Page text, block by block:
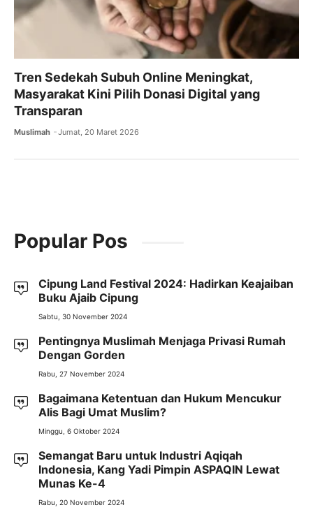
Tren Sedekah Subuh Online Meningkat,
Masyarakat Kini Pilih Donasi Digital yang
Transparan
Muslimah Jumat, 20 Maret 2026
Popular Pos
Cipung Land Festival 2024: Hadirkan Keajaiban
Buku Ajaib Cipung
Sabtu, 30 November 2024
Pentingnya Muslimah Menjaga Privasi Rumah
Dengan Gorden
Rabu, 27 November 2024
Bagaimana Ketentuan dan Hukum Mencukur
Alis Bagi Umat Muslim?
Minggu, 6 Oktober 2024
Semangat Baru untuk Industri Aqiqah
Indonesia, Kang Yadi Pimpin ASPAQIN Lewat
Munas Ke-4
Rabu, 20 November 2024